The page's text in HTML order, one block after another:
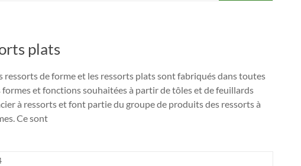
plats
ressorts de forme et les ressorts plats sont fabriqués dans toutes
formes et fonctions souhaitées à partir de tôles et de feuillards
à ressorts et font partie du groupe de produits des ressorts à
Ce sont